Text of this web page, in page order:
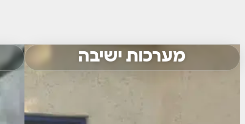
מערכות ישיבה